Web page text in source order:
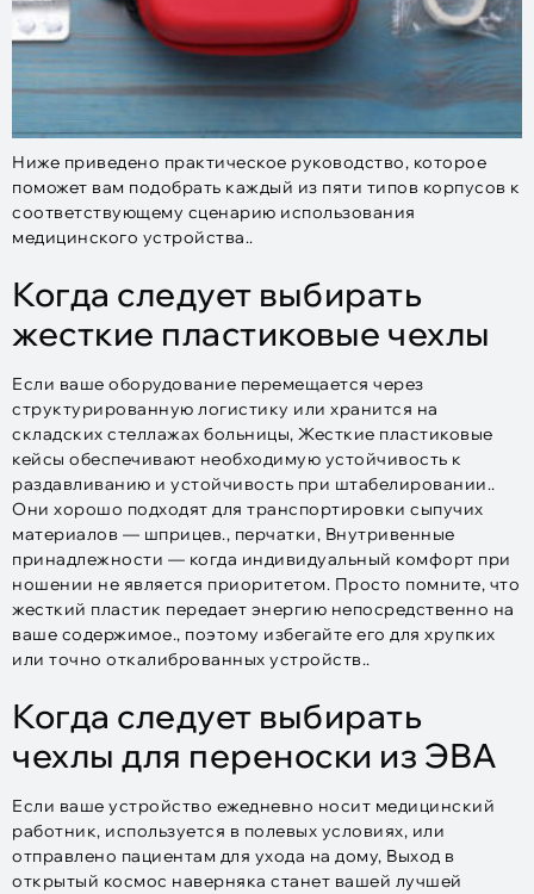
Ниже приведено практическое руководство, которое
поможет вам подобрать каждый из пяти типов корпусов к
соответствующему сценарию использования
медицинского устройства..
Когда следует выбирать
жесткие пластиковые чехлы
Если ваше оборудование перемещается через
структурированную логистику или хранится на
складских стеллажах больницы, Жесткие пластиковые
кейсы обеспечивают необходимую устойчивость к
раздавливанию и устойчивость при штабелировании..
Они хорошо подходят для транспортировки сыпучих
материалов — шприцев., перчатки, Внутривенные
принадлежности — когда индивидуальный комфорт при
ношении не является приоритетом. Просто помните, что
жесткий пластик передает энергию непосредственно на
ваше содержимое., поэтому избегайте его для хрупких
или точно откалиброванных устройств..
Когда следует выбирать
чехлы для переноски из ЭВА
Если ваше устройство ежедневно носит медицинский
работник, используется в полевых условиях, или
отправлено пациентам для ухода на дому, Выход в
открытый космос наверняка станет вашей лучшей